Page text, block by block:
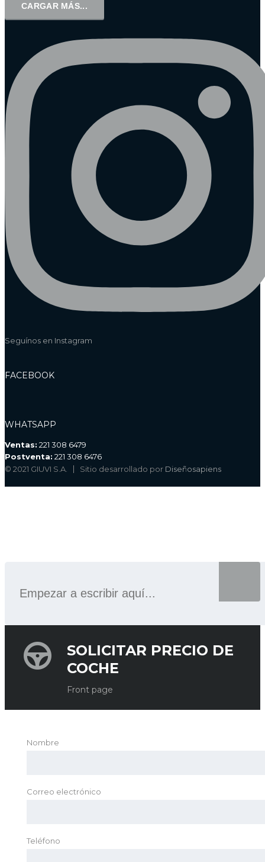
CARGAR MÁS...
Seguínos en Instagram
FACEBOOK
WHATSAPP
Ventas: 221 308 6479
Postventa: 221 308 6476
© 2021 GIUVI S.A.
Sitio desarrollado por Diseñosapiens
SOLICITAR PRECIO DE
COCHE
Front page
Nombre
Correo electrónico
Teléfono